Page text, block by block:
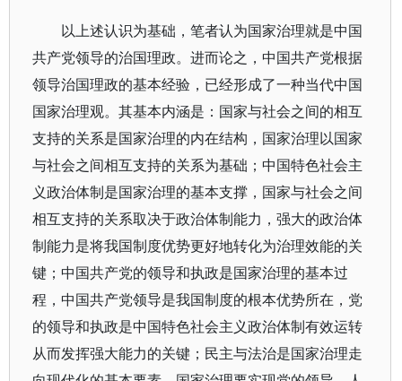
以上述认识为基础，笔者认为国家治理就是中国
共产党领导的治国理政。进而论之，中国共产党根据
领导治国理政的基本经验，已经形成了一种当代中国
国家治理观。其基本内涵是：国家与社会之间的相互
支持的关系是国家治理的内在结构，国家治理以国家
与社会之间相互支持的关系为基础；中国特色社会主
义政治体制是国家治理的基本支撑，国家与社会之间
相互支持的关系取决于政治体制能力，强大的政治体
制能力是将我国制度优势更好地转化为治理效能的关
键；中国共产党的领导和执政是国家治理的基本过
程，中国共产党领导是我国制度的根本优势所在，党
的领导和执政是中国特色社会主义政治体制有效运转
从而发挥强大能力的关键；民主与法治是国家治理走